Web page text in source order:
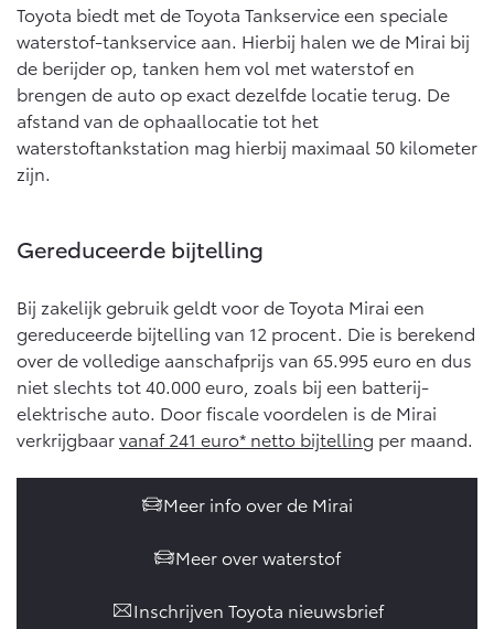
ELEKTRISCH
Vanaf € 37.500,- Vanaf € 55.950,-
ELEKTRISCH
Toyota biedt met de Toyota Tankservice een speciale
waterstof-tankservice aan. Hierbij halen we de Mirai bij
de berijder op, tanken hem vol met waterstof en
brengen de auto op exact dezelfde locatie terug. De
afstand van de ophaallocatie tot het
waterstoftankstation mag hierbij maximaal 50 kilometer
zijn.
Gereduceerde bijtelling
Bij zakelijk gebruik geldt voor de Toyota Mirai een
gereduceerde bijtelling van 12 procent. Die is berekend
over de volledige aanschafprijs van 65.995 euro en dus
niet slechts tot 40.000 euro, zoals bij een batterij-
elektrische auto. Door fiscale voordelen is de Mirai
verkrijgbaarvanaf 241 euro* netto bijtelling per maand.
Meer info over de Mirai
Meer over waterstof
Inschrijven Toyota nieuwsbrief